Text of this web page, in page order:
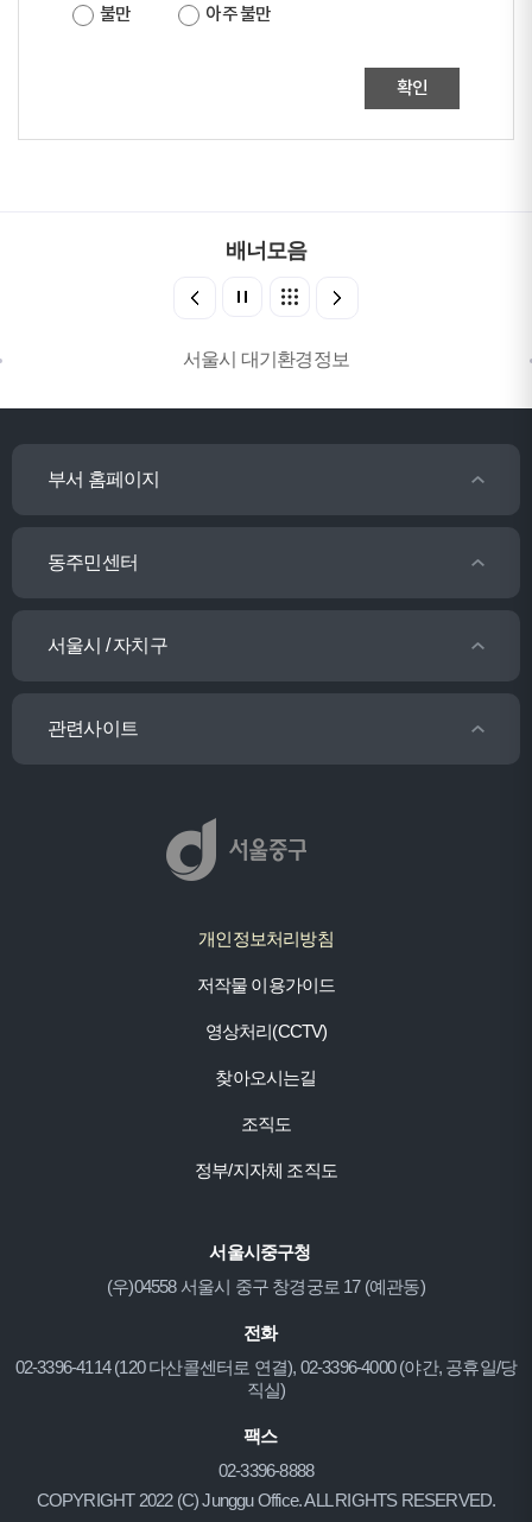
불만
아주 불만
확인
배너모음
서울시 대기환경정보
부서 홈페이지
동주민센터
서울시 / 자치구
관련사이트
개인정보처리방침
저작물 이용가이드
영상처리(CCTV)
찾아오시는길
조직도
정부/지자체 조직도
서울시중구청
(우)04558 서울시 중구 창경궁로 17 (예관동)
전화
02-3396-4114 (120 다산콜센터로 연결), 02-3396-4000 (야간, 공휴일/당
직실)
팩스
02-3396-8888
COPYRIGHT 2022 (C) Junggu Office. ALL RIGHTS RESERVED.